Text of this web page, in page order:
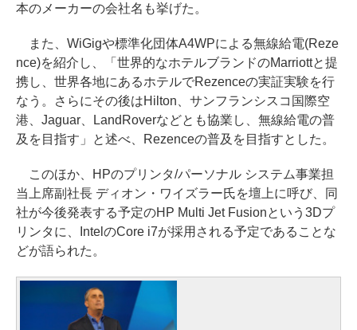
本のメーカーの会社名も挙げた。
また、WiGigや標準化団体A4WPによる無線給電(Reze
nce)を紹介し、「世界的なホテルブランドのMarriottと提
携し、世界各地にあるホテルでRezenceの実証実験を行
なう。さらにその後はHilton、サンフランシスコ国際空
港、Jaguar、LandRoverなどとも協業し、無線給電の普
及を目指す」と述べ、Rezenceの普及を目指すとした。
このほか、HPのプリンタ/パーソナル システム事業担
当上席副社長 ディオン・ワイズラー氏を壇上に呼び、同
社が今後発表する予定のHP Multi Jet Fusionという3Dプ
リンタに、IntelのCore i7が採用される予定であることな
どが語られた。